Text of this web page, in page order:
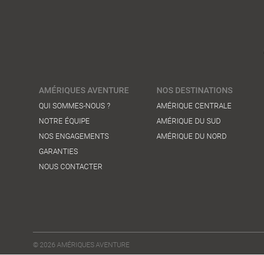
AMÉRIQUES AVENTURE
QUI SOMMES-NOUS ?
NOTRE ÉQUIPE
NOS ENGAGEMENTS
GARANTIES
NOUS CONTACTER
NOS DESTINATIONS
AMÉRIQUE CENTRALE
AMÉRIQUE DU SUD
AMÉRIQUE DU NORD
© 2026 AMÉRIQUES AVENTURE